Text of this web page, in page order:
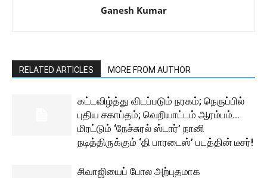
Ganesh Kumar
RELATED ARTICLES MORE FROM AUTHOR
கட்டவிழ்த்து விடப்படும் நரகம்; நெருப்பில்
புதிய சகாப்தம்; வெறியாட்டம் ஆரம்பம்…
மிரட்டும் ‘நேச்சுரல் ஸ்டார்’ நானி
நடித்திருக்கும் ‘தி பாரடைஸ்’ படத்தின் டீசர்!
சிவாஜியைப் போல அற்புதமாக